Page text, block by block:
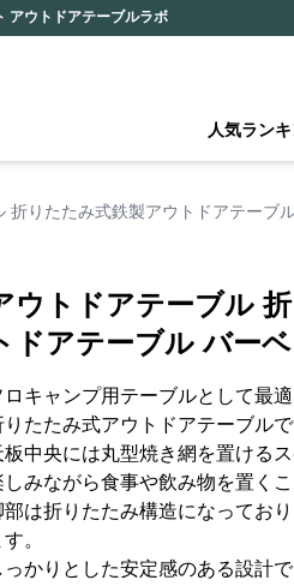
アウトドアテーブルラボ
人気ラン
折りたたみ式鉄製アウトドアテーブ
ウトドアテーブル
トドアテーブル バー
ロキャンプ用テーブルとして最
りたたみ式アウトドアテーブルで
板中央には丸型焼き網を置ける
しみながら食事や飲み物を置くこ
部は折りたたみ構造になってお
す。
っかりとした安定感のある設計